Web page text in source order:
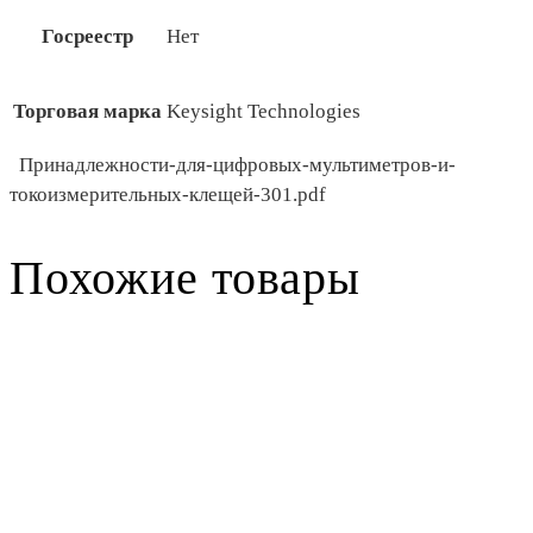
Госреестр Нет
Торговая марка Keysight Technologies
Принадлежности-для-цифровых-мультиметров-и-
токоизмерительных-клещей-301.pdf
Похожие товары